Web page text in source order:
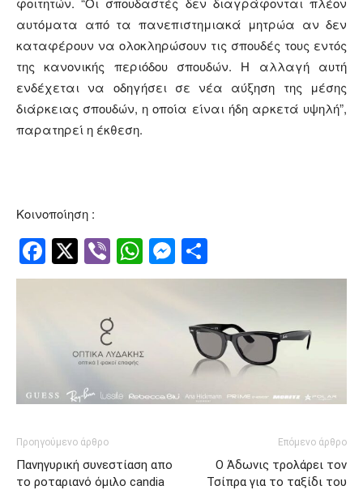
αυτόματα από τα πανεπιστημιακά μητρώα αν δεν
καταφέρουν να ολοκληρώσουν τις σπουδές τους εντός
της κανονικής περιόδου σπουδών. Η αλλαγή αυτή
ενδέχεται να οδηγήσει σε νέα αύξηση της μέσης
διάρκειας σπουδών, η οποία είναι ήδη αρκετά υψηλή”,
παρατηρεί η έκθεση.
Κοινοποίηση :
Facebook
Twitter
ViberWhatsApp
Messenger
Προηγούμενο άρθρο
Πανηγυρική συνεστίαση απο
το ροταριανό όμιλο candia
Επόμενο άρθρο
Ο Άδωνις τρολάρει τον
Τσίπρα για το ταξίδι του